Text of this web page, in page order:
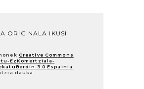
ORIGINALA IKUSI
Creative Commons
EzKomertziala-
3.0 Espainia
dauka.